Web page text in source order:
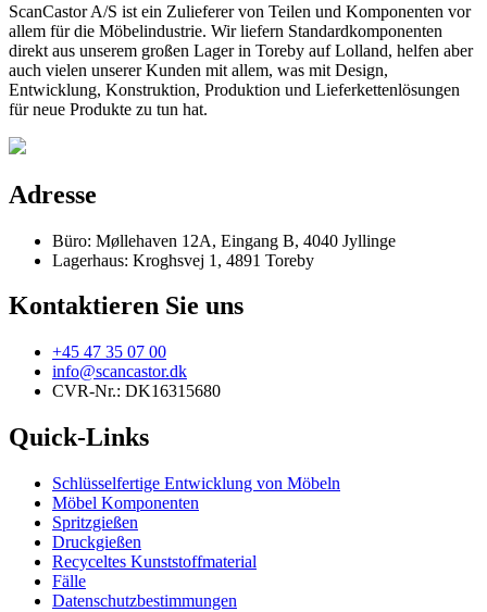
ScanCastor A/S ist ein Zulieferer von Teilen und Komponenten vor
allem für die Möbelindustrie. Wir liefern Standardkomponenten
direkt aus unserem großen Lager in Toreby auf Lolland, helfen aber
auch vielen unserer Kunden mit allem, was mit Design,
Entwicklung, Konstruktion, Produktion und Lieferkettenlösungen
für neue Produkte zu tun hat.
Adresse
Büro: Møllehaven 12A, Eingang B, 4040 Jyllinge
Lagerhaus: Kroghsvej 1, 4891 Toreby
Kontaktieren Sie uns
+45 47 35 07 00
info@scancastor.dk
CVR-Nr.: DK16315680
Quick-Links
Schlüsselfertige Entwicklung von Möbeln
Möbel Komponenten
Spritzgießen
Druckgießen
Recyceltes Kunststoffmaterial
Fälle
Datenschutzbestimmungen